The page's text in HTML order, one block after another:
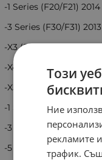
-1 Series (F20/F21)
-3 Series (F30/F31)
-X3 (F25) 2010 -> 2017
-X4 (F26) 2014 -> 2018
-X5 (F85) 2013 -> 2018
-1 Series (E87/E88)
-3 Series (E90/E91/
-5 Series (E60/E61)
Този
Ние
рекламите
трафик.